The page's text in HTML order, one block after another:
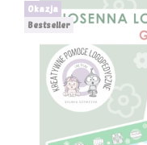
Okazja
Bestseller